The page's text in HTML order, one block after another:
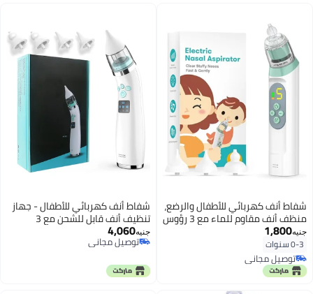
شفاط أنف كهربائي للأطفال والرضع،
منظف أنف مقاوم للماء مع 3 رؤوس
سيليكون ومستويات شفط قابلة
للتعديل، مزود بموسيقى وإضاءة
مهدئة.
جنيه1,800
0-3 سنوات
توصيل مجاني
توصيل مجاني
شفاط أنف كهربائي للأطفال - جهاز
تنظيف أنف قابل للشحن مع 3
مستويات شفط وموسيقى مهدئة
ورؤوس سيليكون للرضع والأطفال
جنيه4,060
توصيل مجاني
توصيل مجاني